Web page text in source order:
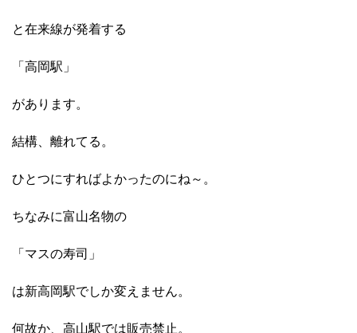
と在来線が発着する
「高岡駅」
があります。
結構、離れてる。
ひとつにすればよかったのにね～。
ちなみに富山名物の
「マスの寿司」
は新高岡駅でしか変えません。
何故か、高山駅では販売禁止。